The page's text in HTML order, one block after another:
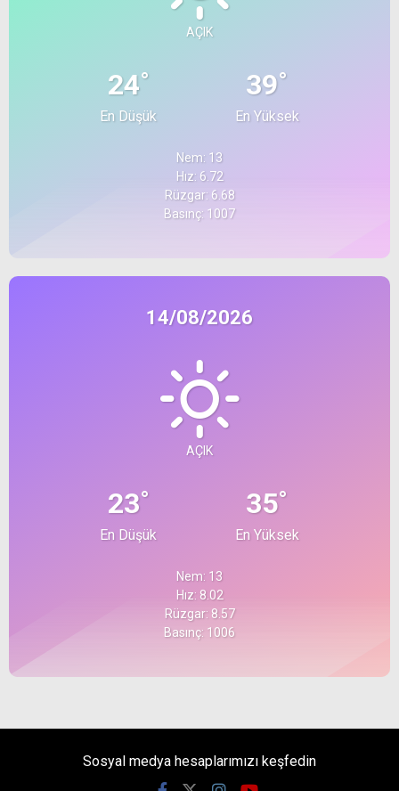
AÇIK
24°
En Düşük
39°
En Yüksek
Nem: 13
Hız: 6.72
Rüzgar: 6.68
Basınç: 1007
14/08/2026
AÇIK
23°
En Düşük
35°
En Yüksek
Nem: 13
Hız: 8.02
Rüzgar: 8.57
Basınç: 1006
Sosyal medya hesaplarımızı keşfedin